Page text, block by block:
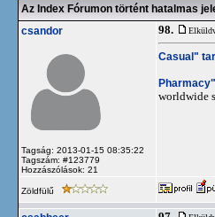
Az Index Fórumon történt hatalmas
csandor
Tagság: 2013-01-15 08:35:22
Tagszám: #123779
Hozzászólások: 21
98.
Casual"
worldwide
Zöldfülű